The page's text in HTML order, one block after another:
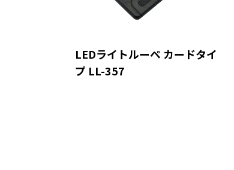
LEDライトルーペ カードタイ
プ LL-357